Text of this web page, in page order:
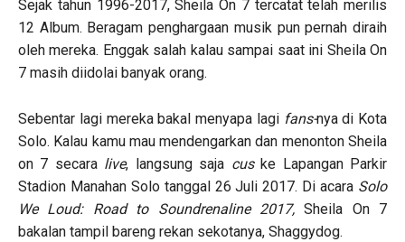
Sejak tahun 1996-2017, Sheila On 7 tercatat telah merilis
12 Album. Beragam penghargaan musik pun pernah diraih
oleh mereka. Enggak salah kalau sampai saat ini Sheila On
7 masih diidolai banyak orang.
Sebentar lagi mereka bakal menyapa lagi fans-nya di Kota
Solo. Kalau kamu mau mendengarkan dan menonton Sheila
on 7 secara live, langsung saja cus ke Lapangan Parkir
Stadion Manahan Solo tanggal 26 Juli 2017. Di acara Solo
We Loud: Road to Soundrenaline 2017,Sheila On 7
bakalan tampil bareng rekan sekotanya, Shaggydog.